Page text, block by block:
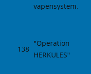
vapensystem.
138
"Operation
HERKULES"